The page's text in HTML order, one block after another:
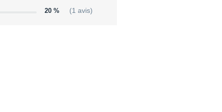
20 % (1 avis)